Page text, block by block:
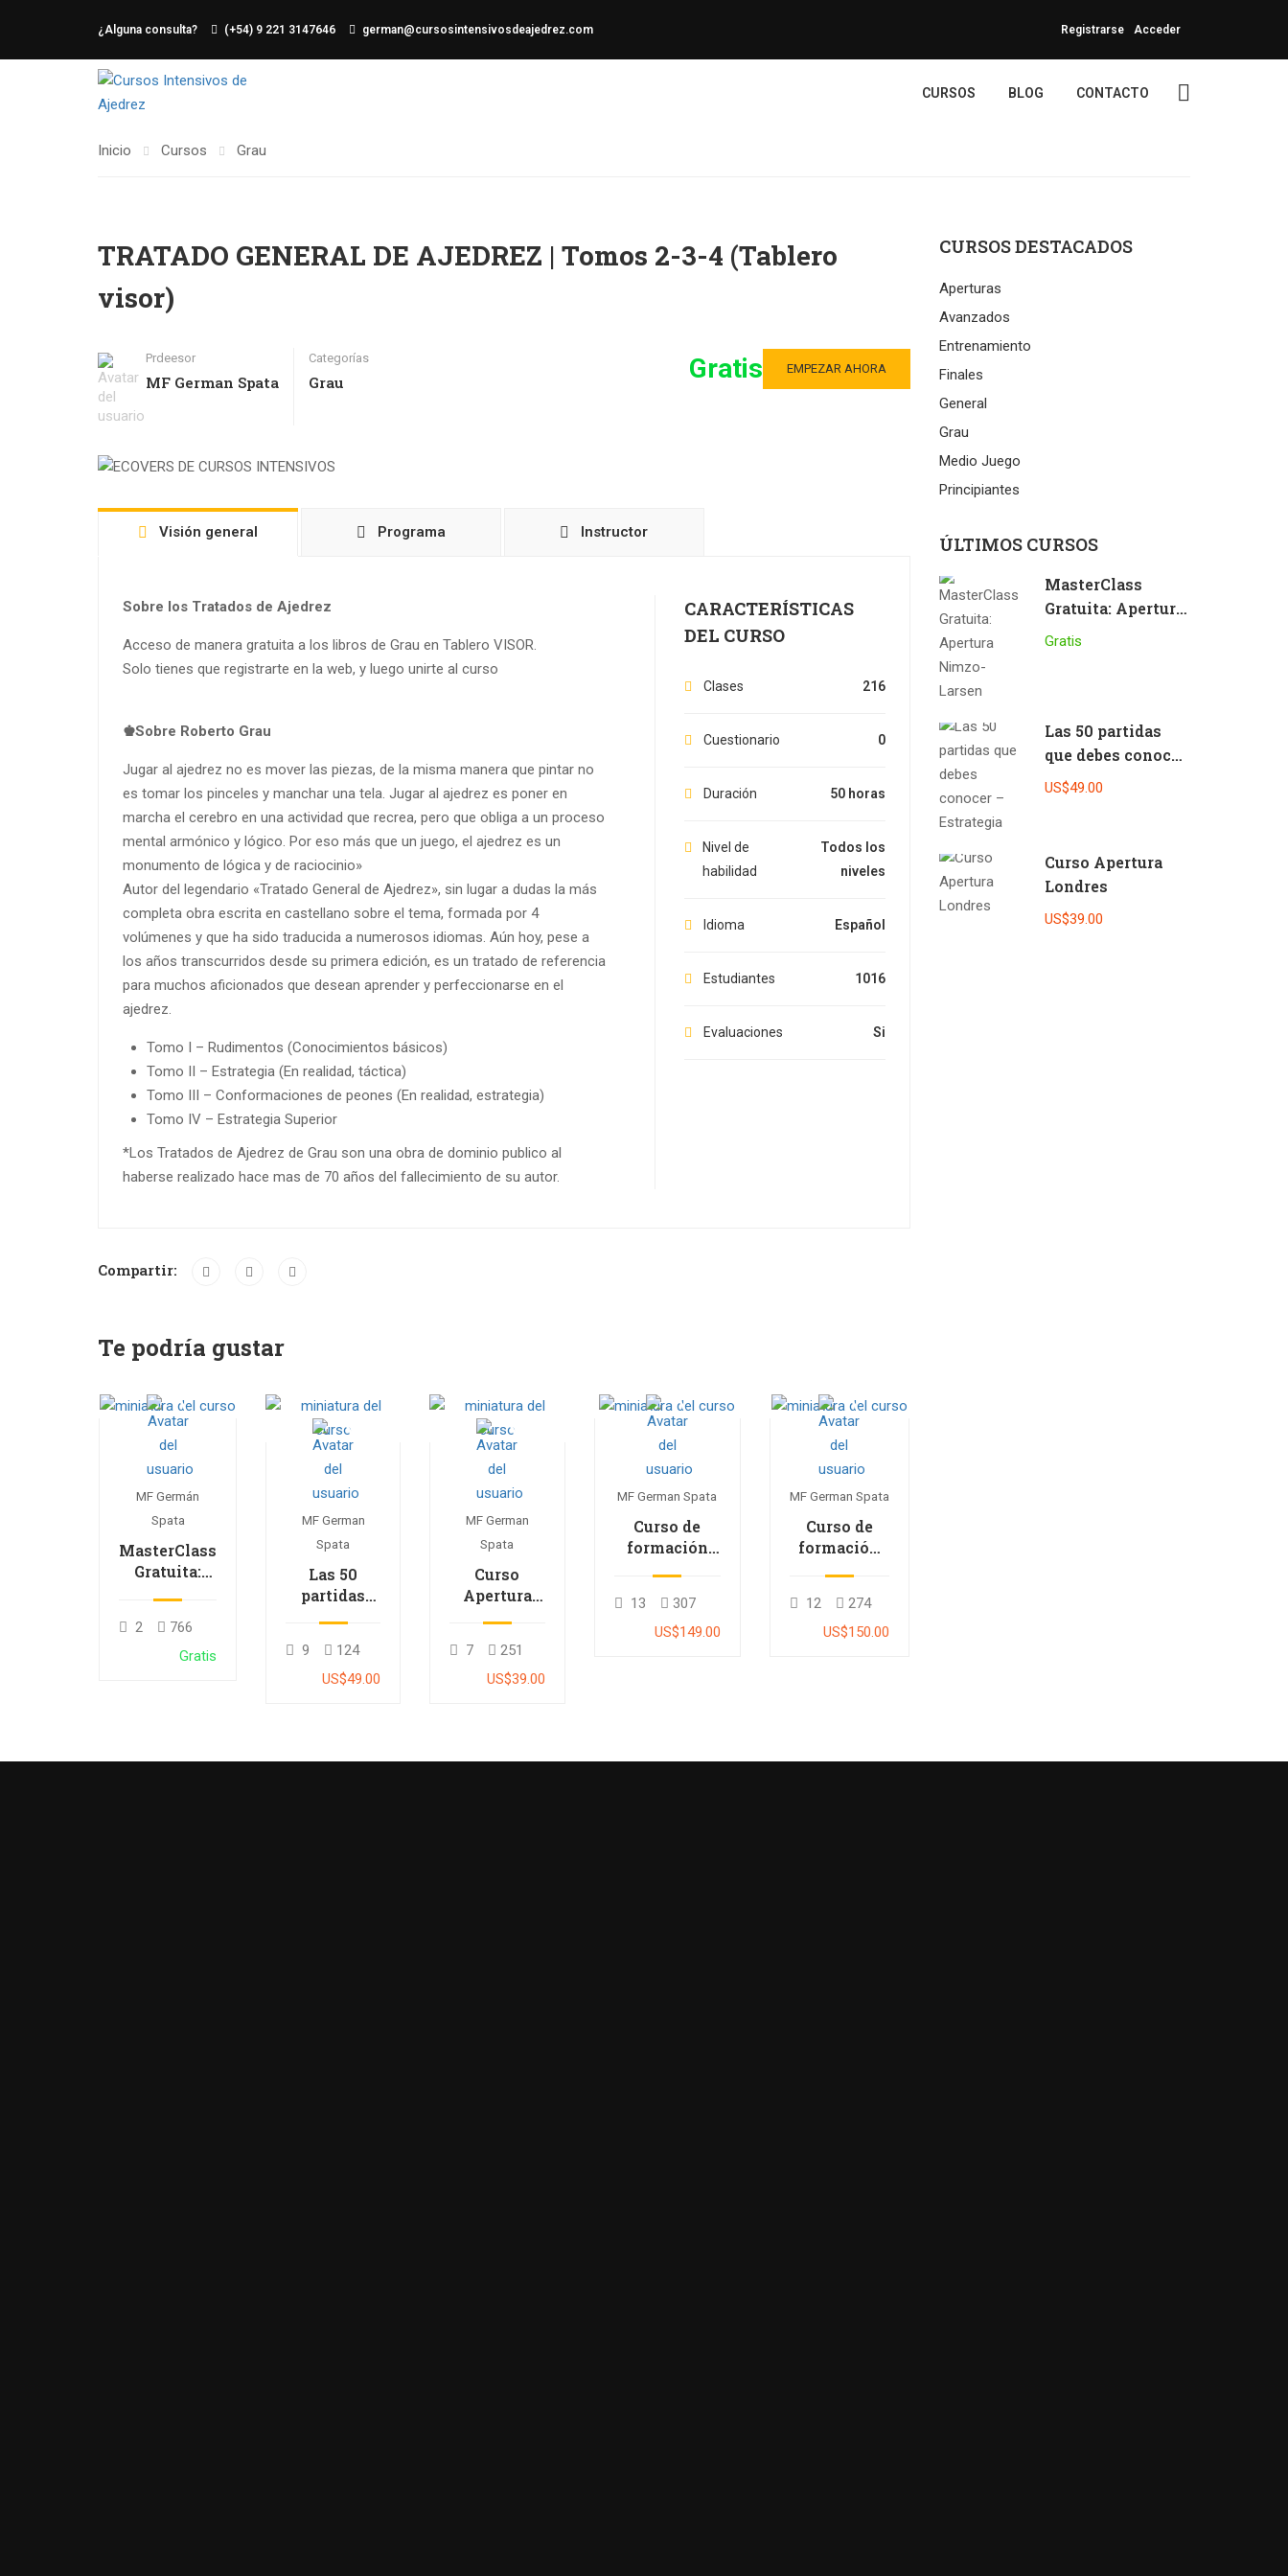
¿Alguna consulta? (+54) 9 221 3147646 german@cursosintensivosdeajedrez.com Registrarse Acceder
CURSOS BLOG CONTACTO
Inicio Cursos Grau
TRATADO GENERAL DE AJEDREZ | Tomos 2-3-4 (Tablero
visor)
Prdeesor
MF German Spata
Categorías
Grau Gratis EMPEZAR AHORA
Visión general Programa Instructor
Sobre los Tratados de Ajedrez
Acceso de manera gratuita a los libros de Grau en Tablero VISOR.
Solo tienes que registrarte en la web, y luego unirte al curso
♚Sobre Roberto Grau
Jugar al ajedrez no es mover las piezas, de la misma manera que pintar no
es tomar los pinceles y manchar una tela. Jugar al ajedrez es poner en
marcha el cerebro en una actividad que recrea, pero que obliga a un proceso
mental armónico y lógico. Por eso más que un juego, el ajedrez es un
monumento de lógica y de raciocinio»
Autor del legendario «Tratado General de Ajedrez», sin lugar a dudas la más
completa obra escrita en castellano sobre el tema, formada por 4
volúmenes y que ha sido traducida a numerosos idiomas. Aún hoy, pese a
los años transcurridos desde su primera edición, es un tratado de referencia
para muchos aficionados que desean aprender y perfeccionarse en el
ajedrez.
Tomo I – Rudimentos (Conocimientos básicos)
Tomo II – Estrategia (En realidad, táctica)
Tomo III – Conformaciones de peones (En realidad, estrategia)
Tomo IV – Estrategia Superior
*Los Tratados de Ajedrez de Grau son una obra de dominio publico al
haberse realizado hace mas de 70 años del fallecimiento de su autor.
CARACTERÍSTICAS
DEL CURSO
Clases 216
Cuestionario 0
Duración 50 horas
Nivel de
habilidad
Todos los
niveles
Idioma Español
Estudiantes 1016
Evaluaciones Si
Compartir:
Te podría gustar
MF Germán
Spata
MasterClass
Gratuita:
Larsen
2
766
Gratis
MF German
Spata
Las 50
partidas
Estrategia
9
124
US$49.00
MF German
Spata
Curso
Apertura
7
251
US$39.00
MF German Spata
Curso de
formación
Principiantes
13
307
US$149.00
MF German Spata
Curso de
formación
Intermedios
12
274
US$150.00
CURSOS DESTACADOS
Aperturas
Avanzados
Entrenamiento
Finales
General
Grau
Medio Juego
Principiantes
ÚLTIMOS CURSOS
MasterClass
Gratuita: Apertura
Nimzo-Larsen
Gratis
Las 50 partidas
que debes conocer
– Estrategia
US$49.00
Curso Apertura
Londres
US$39.00